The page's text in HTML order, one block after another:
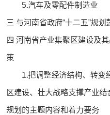
5.汽车及零配件制造业
三 与河南省政府“十二五”规
四 河南省产业集聚区建设及
策
1.把调整经济结构、转变
区建设、壮大战略支撑产业结
规划的主题内容和着力要务